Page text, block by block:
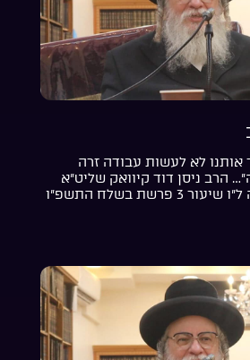
אותנו לא לעשות עבודה זרה
הרב ניסן דוד קיוואק שליט”א
בשלח התשפ”ו